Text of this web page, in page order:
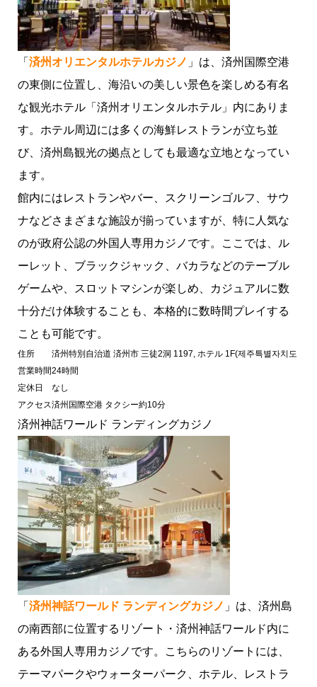
「 済州オリエンタルホテルカジノ 」は、済州国際空港
の東側に位置し、海沿いの美しい景色を楽しめる有名
な観光ホテル「済州オリエンタルホテル」内にありま
す。ホテル周辺には多くの海鮮レストランが立ち並
び、済州島観光の拠点としても最適な立地となってい
ます。
館内にはレストランやバー、スクリーンゴルフ、サウ
ナなどさまざまな施設が揃っていますが、特に人気な
のが政府公認の外国人専用カジノです。ここでは、ル
ーレット、ブラックジャック、バカラなどのテーブル
ゲームや、スロットマシンが楽しめ、カジュアルに数
十分だけ体験することも、本格的に数時間プレイする
ことも可能です。
住所
済州特別自治道 済州市 三徒2洞 1197, ホテル 1F(제주특별자치도 제
営業時間24時間
定休日
なし
アクセス済州国際空港 タクシー約10分
済州神話ワールド ランディングカジノ
「 済州神話ワールド ランディングカジノ 」は、済州島
の南西部に位置するリゾート・済州神話ワールド内に
ある外国人専用カジノです。こちらのリゾートには、
テーマパークやウォーターパーク、ホテル、レストラ